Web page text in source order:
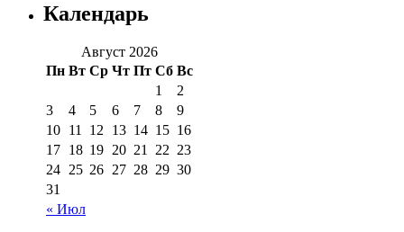
Календарь
Август 2026
Пн Вт Ср Чт Пт Сб Вс
« Июл
1
2
3
4 5 6 7 8
9
10 11 12 13 14 15 16
17 18 19 20 21 22 23
24 25 26 27 28 29 30
31